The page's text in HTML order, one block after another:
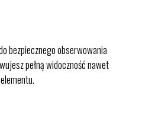
bezpiecznego obserwowania
pełną widoczność nawet